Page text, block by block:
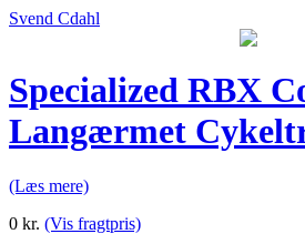
Svend Cdahl
Specialized RBX
Langærmet
(Læs mere)
0 kr. (Vis fragtpris)